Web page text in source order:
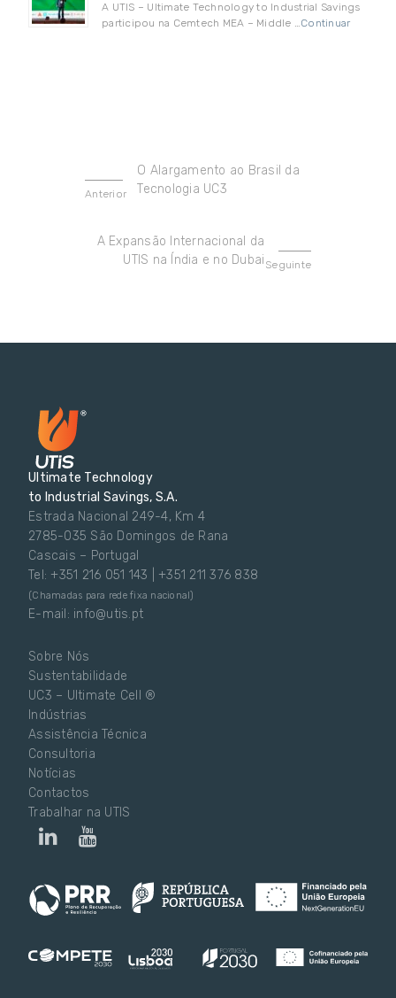
A UTIS – Ultimate Technology to Industrial Savings
participou na Cemtech MEA – Middle …Continuar
Anterior
O Alargamento ao Brasil da
Tecnologia UC3
Seguinte
A Expansão Internacional da
UTIS na Índia e no Dubai
Ultimate Technology
to Industrial Savings, S.A.
Estrada Nacional 249-4, Km 4
2785-035 São Domingos de Rana
Cascais – Portugal
Tel: +351 216 051 143 | +351 211 376 838
(Chamadas para rede fixa nacional)
E-mail: info@utis.pt
Sobre Nós
Sustentabilidade
UC3 – Ultimate Cell ®
Indústrias
Assistência Técnica
Consultoria
Notícias
Contactos
Trabalhar na UTIS